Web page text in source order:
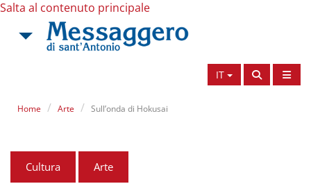
Salta al contenuto principale
IT
Home Arte Sull’onda di Hokusai
Cultura Arte